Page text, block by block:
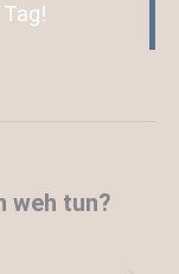
weh tun?